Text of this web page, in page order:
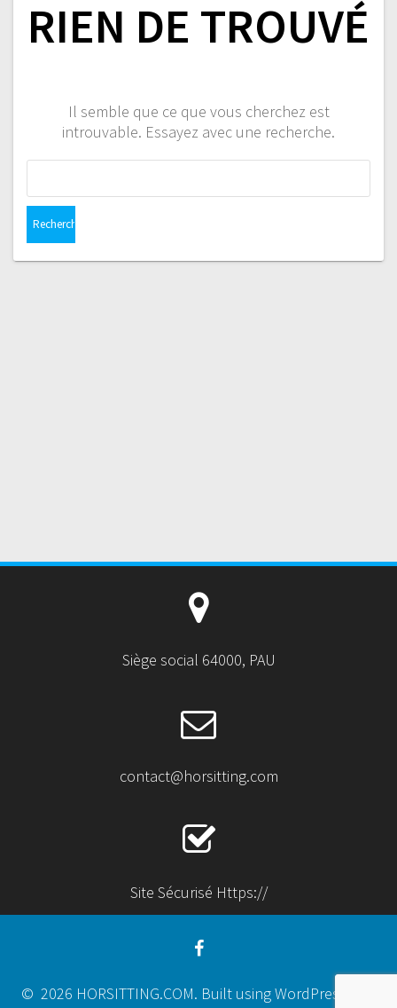
RIEN DE TROUVÉ
Il semble que ce que vous cherchez est
introuvable. Essayez avec une recherche.
Siège social 64000, PAU
contact@horsitting.com
Site Sécurisé Https://
© 2026 HORSITTING.COM. Built using WordPress and